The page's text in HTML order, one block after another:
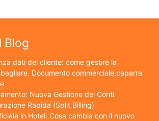
Blog
dati del cliente: come gestire la
Documento commerciale,caparra
Nuova Gestione dei Conti
Rapida (Split Billing)
in Hotel: Cosa cambia con il nuovo